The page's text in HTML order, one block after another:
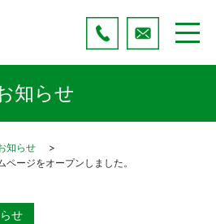
知らせ
知らせ
ージをオープンしました。
せ